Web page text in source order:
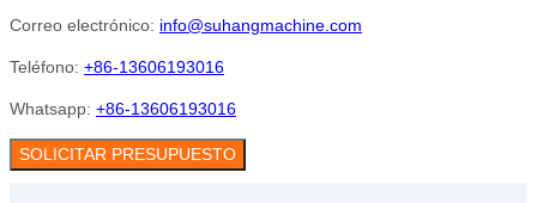
Correo electrónico: info@suhangmachine.com
Teléfono: +86-13606193016
Whatsapp: +86-13606193016
SOLICITAR PRESUPUESTO